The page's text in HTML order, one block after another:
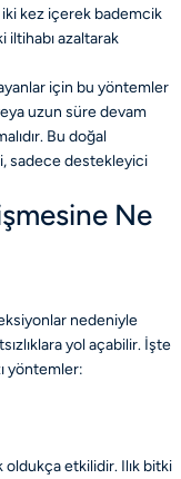
iki kez içerek bademcik
iltihabı azaltarak
için bu yöntemler
uzun süre devam
Bu doğal
sadece destekleyici
Ne
nedeniyle
yol açabilir. İşte
yöntemler:
oldukça etkilidir. Ilık bitki